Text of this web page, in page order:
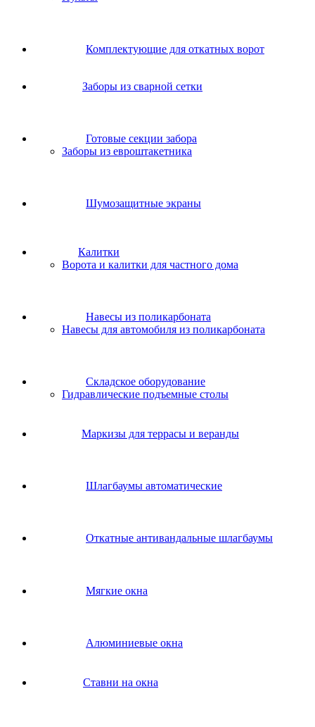
Комплектующие для откатных ворот
Заборы из сварной сетки
Готовые секции забора
Заборы из евроштакетника
Шумозащитные экраны
Калитки
Ворота и калитки для частного дома
Навесы из поликарбоната
Навесы для автомобиля из поликарбоната
Складское оборудование
Гидравлические подъемные столы
Маркизы для террасы и веранды
Шлагбаумы автоматические
Откатные антивандальные шлагбаумы
Мягкие окна
Алюминиевые окна
Ставни на окна